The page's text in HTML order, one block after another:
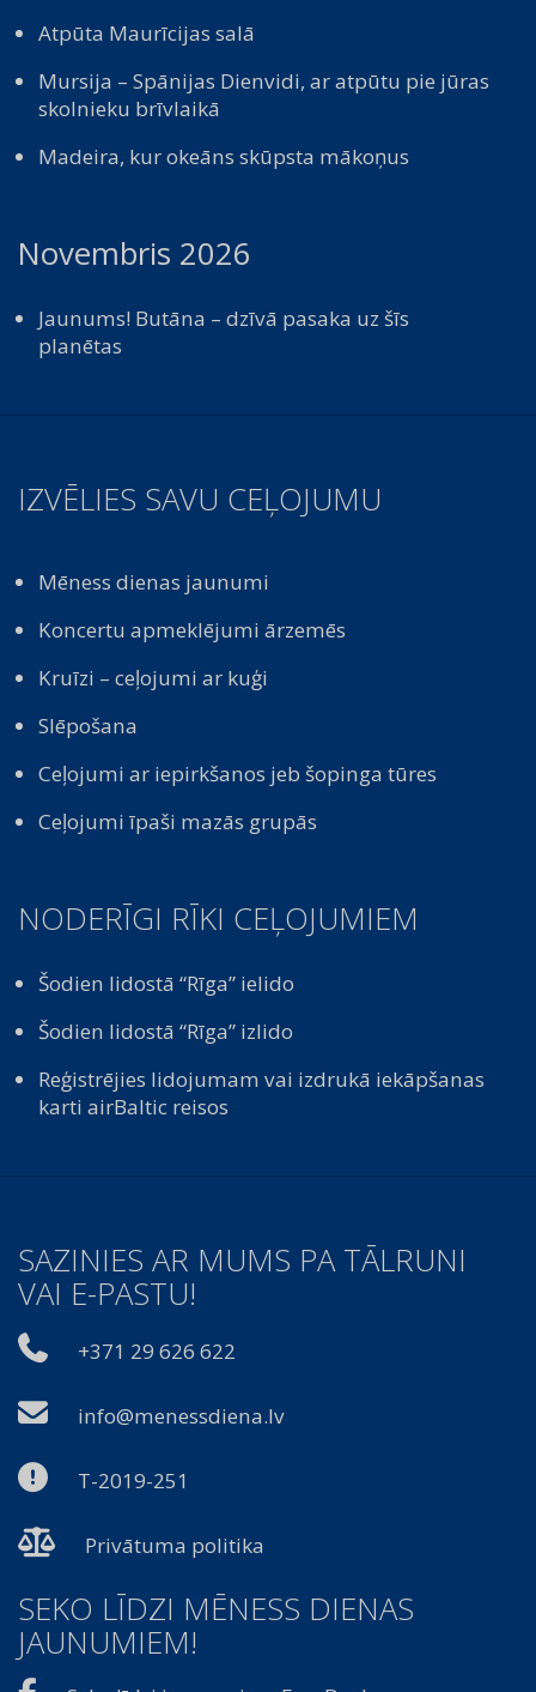
Atpūta Maurīcijas salā
Mursija – Spānijas Dienvidi, ar atpūtu pie jūras
skolnieku brīvlaikā
Madeira, kur okeāns skūpsta mākoņus
Novembris 2026
Jaunums! Butāna – dzīvā pasaka uz šīs
planētas
IZVĒLIES SAVU CEĻOJUMU
Mēness dienas jaunumi
Koncertu apmeklējumi ārzemēs
Kruīzi – ceļojumi ar kuģi
Slēpošana
Ceļojumi ar iepirkšanos jeb šopinga tūres
Ceļojumi īpaši mazās grupās
NODERĪGI RĪKI CEĻOJUMIEM
Šodien lidostā “Rīga” ielido
Šodien lidostā “Rīga” izlido
Reģistrējies lidojumam vai izdrukā iekāpšanas
karti airBaltic reisos
SAZINIES AR MUMS PA TĀLRUNI
VAI E-PASTU!
+371 29 626 622
info@menessdiena.lv
T-2019-251
Privātuma politika
SEKO LĪDZI MĒNESS DIENAS
JAUNUMIEM!